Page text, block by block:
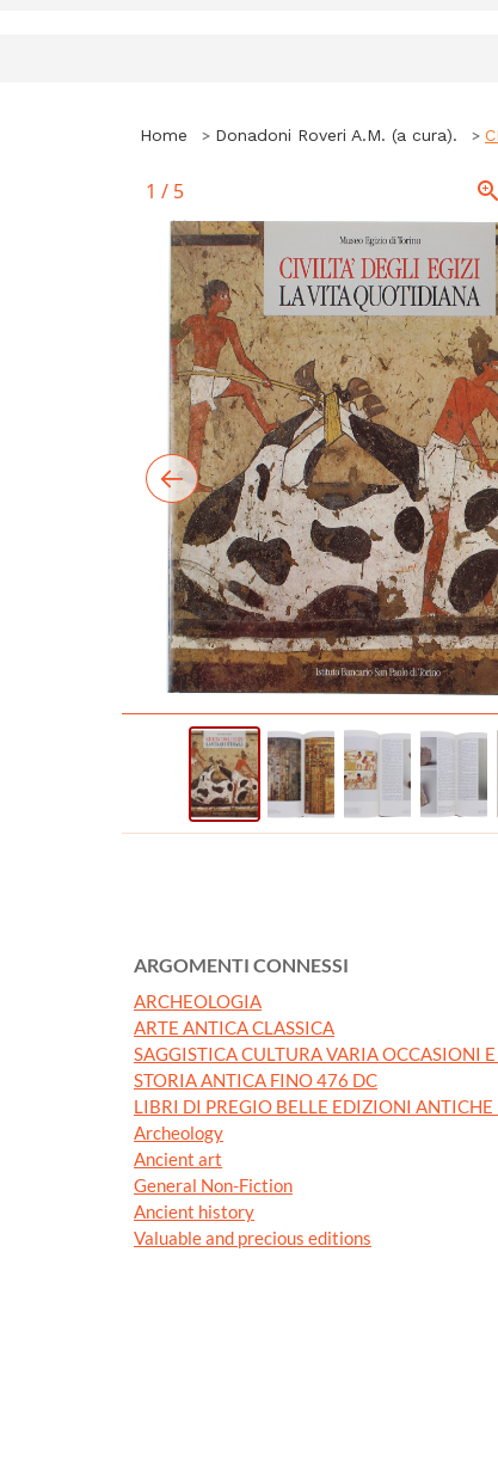
Home Donadoni Roveri A.M. (a cura).
1 / 5
ARGOMENTI CONNESSI
ARCHEOLOGIA
ARTE ANTICA CLASSICA
SAGGISTICA CULTURA VARIA OCCASIONI
STORIA ANTICA FINO 476 DC
LIBRI DI PREGIO BELLE EDIZIONI ANTICHE
Archeology
Ancient art
General Non-Fiction
Ancient history
Valuable and precious editions